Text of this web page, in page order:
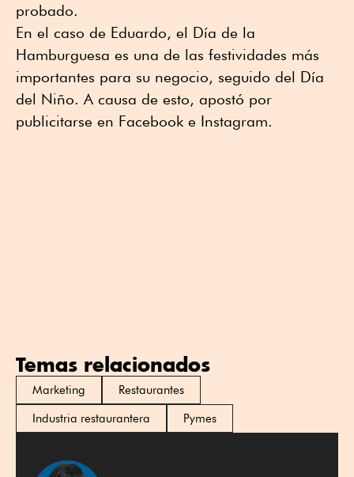
probado.
En el caso de Eduardo, el Día de la
Hamburguesa es una de las festividades más
importantes para su negocio, seguido del Día
del Niño. A causa de esto, apostó por
publicitarse en Facebook e Instagram.
Temas relacionados
Marketing
Restaurantes
Industria restaurantera
Pymes